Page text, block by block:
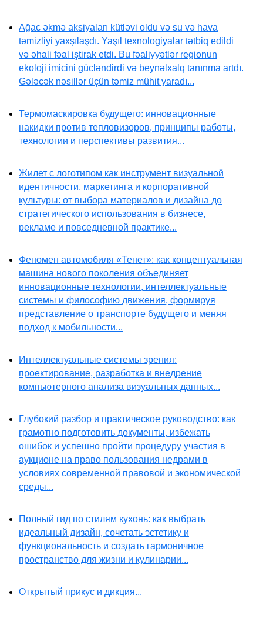
Ağac əkmə aksiyaları kütləvi oldu və su və hava
təmizliyi yaxşılaşdı. Yaşıl texnologiyalar tətbiq edildi
və əhali fəal iştirak etdi. Bu fəaliyyətlər regionun
ekoloji imicini gücləndirdi və beynəlxalq tanınma artdı.
Gələcək nəsillər üçün təmiz mühit yaradı...
Термомаскировка будущего: инновационные
накидки против тепловизоров, принципы работы,
технологии и перспективы развития...
Жилет с логотипом как инструмент визуальной
идентичности, маркетинга и корпоративной
культуры: от выбора материалов и дизайна до
стратегического использования в бизнесе,
рекламе и повседневной практике...
Феномен автомобиля «Тенет»: как концептуальная
машина нового поколения объединяет
инновационные технологии, интеллектуальные
системы и философию движения, формируя
представление о транспорте будущего и меняя
подход к мобильности...
Интеллектуальные системы зрения:
проектирование, разработка и внедрение
компьютерного анализа визуальных данных...
Глубокий разбор и практическое руководство: как
грамотно подготовить документы, избежать
ошибок и успешно пройти процедуру участия в
аукционе на право пользования недрами в
условиях современной правовой и экономической
среды...
Полный гид по стилям кухонь: как выбрать
идеальный дизайн, сочетать эстетику и
функциональность и создать гармоничное
пространство для жизни и кулинарии...
Открытый прикус и дикция...